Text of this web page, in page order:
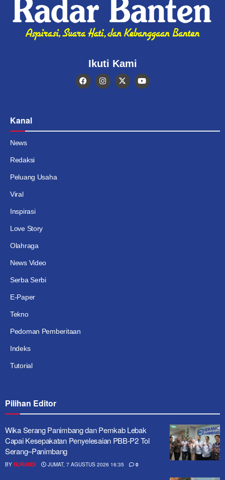
Ikuti Kami
Kanal
News
Redaksi
Peluang Usaha
Viral
Inspirasi
Love Story
Olahraga
News Video
Serba Serbi
E-Paper
Tekno
Pedoman Pemberitaan
Indeks
Tutorial
Pilihan Editor
Wika Serang Panimbang dan Pemkab Lebak
Capai Kesepakatan Penyelesaian PBB-P2 Tol
Serang–Panimbang
BY NURANDI JUMAT, 7 AGUSTUS 2026 16:35 0